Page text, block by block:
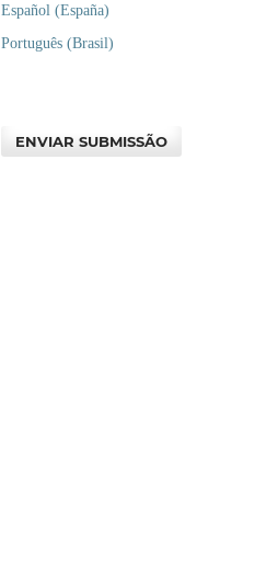
Español (España)
Português (Brasil)
ENVIAR SUBMISSÃO